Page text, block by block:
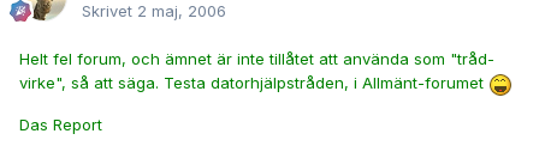
Skrivet 2 maj, 2006
Helt fel forum, och ämnet är inte tillåtet att använda som "tråd-
virke", så att säga. Testa datorhjälpstråden, i Allmänt-forumet
Das Report